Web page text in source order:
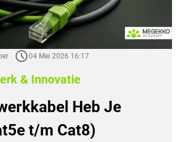
04 Mei 2026 16:17
& Innovatie
Heb Je
t/m Cat8)